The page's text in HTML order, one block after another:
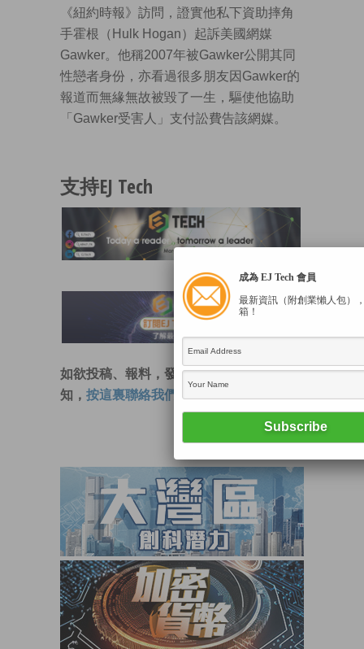
《紐約時報》訪問，證實他私下資助摔角
手霍根（Hulk Hogan）起訴美國網媒
Gawker。他稱2007年被Gawker公開其同
性戀者身份，亦看過很多朋友因Gawker的
報道而無緣無故被毀了一生，驅使他協助
「Gawker受害人」支付訟費告該網媒。
支持EJ Tech
如欲投稿、報料，發布新聞稿或採訪通
知， 按這裏聯絡我們 。
成為 EJ Tech 會員
最新資訊（附創業懶人包）
箱！